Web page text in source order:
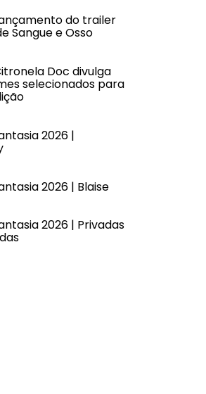
do trailer
Sangue e Osso
Doc divulga
selecionados para
2026 |
2026 | Blaise
2026 | Privadas